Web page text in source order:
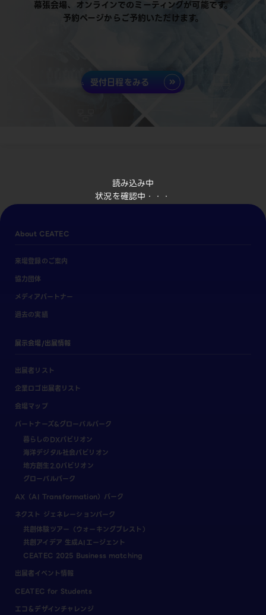
読み込み中
状況を確認中・・・
幕張会場、オンラインでのミーティングが可能です。
予約ページからご予約いただけます。
受付日程をみる
About CEATEC
来場登録のご案内
協力団体
メディアパートナー
過去の実績
展示会場/出展情報
出展者リスト
企業ロゴ出展者リスト
会場マップ
パートナーズ&グローバルパーク
暮らしのDXパビリオン
海洋デジタル社会パビリオン
地方創生2.0パビリオン
グローバルパーク
AX（AI Transformation）パーク
ネクスト ジェネレーションパーク
共創体験ツアー（ウォーキングブレスト）
共創アイデア 生成AIエージェント
CEATEC 2025 Business matching
出展者イベント情報
CEATEC for Students
エコ＆デザインチャレンジ